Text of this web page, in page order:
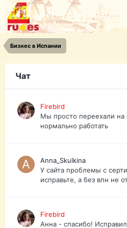
Бизнес в Испании
Чат
urist.dokument@gmail.com
Телеграмм @uristpassua
Firebird
Друзья - из России без
Firebird
Мы просто переехали на
нормально работать
Anna_Skulkina
У сайта проблемы с
исправьте, а без впн не
Firebird
Анна - спасибо!